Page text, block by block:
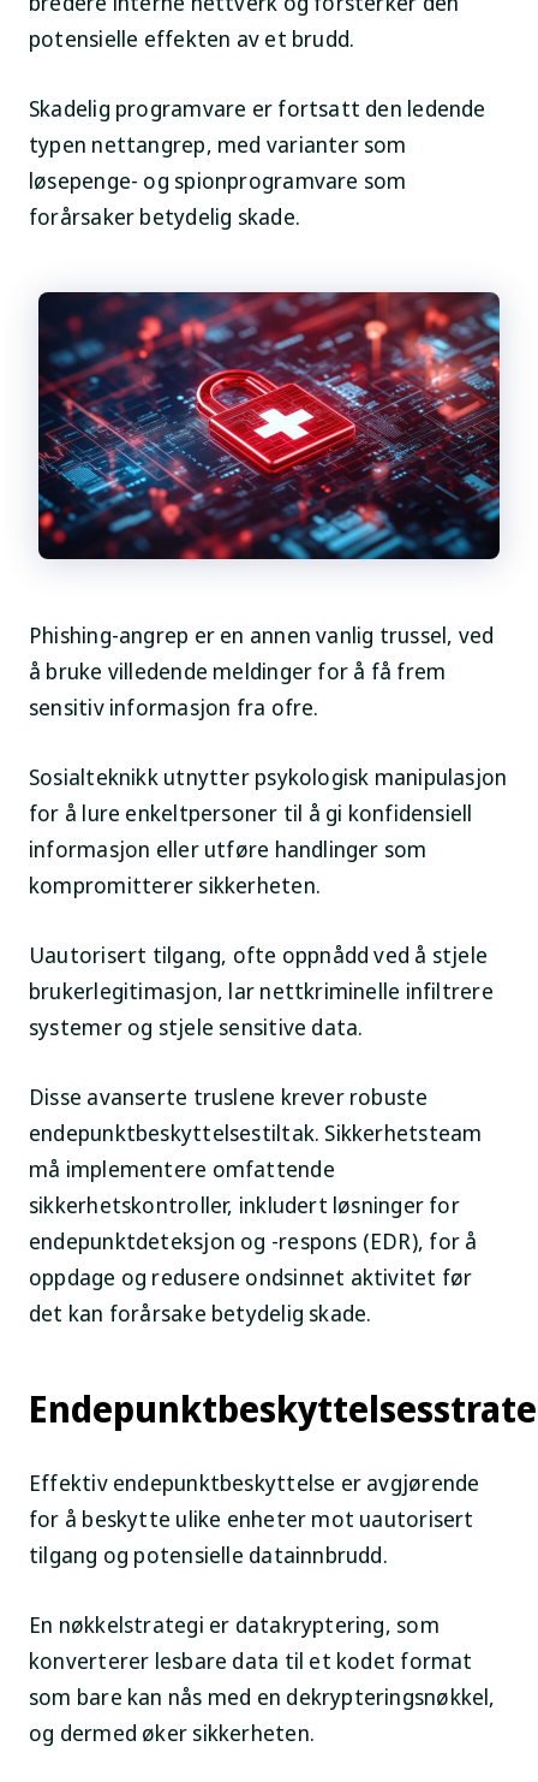
potensielle effekten av et brudd.
Skadelig programvare er fortsatt den ledende
typen nettangrep, med varianter som
løsepenge- og spionprogramvare som
forårsaker betydelig skade.
Phishing-angrep er en annen vanlig trussel, ved
å bruke villedende meldinger for å få frem
sensitiv informasjon fra ofre.
Sosialteknikk utnytter psykologisk manipulasjon
for å lure enkeltpersoner til å gi konfidensiell
informasjon eller utføre handlinger som
kompromitterer sikkerheten.
Uautorisert tilgang, ofte oppnådd ved å stjele
brukerlegitimasjon, lar nettkriminelle infiltrere
systemer og stjele sensitive data.
Disse avanserte truslene krever robuste
endepunktbeskyttelsestiltak. Sikkerhetsteam
må implementere omfattende
sikkerhetskontroller, inkludert løsninger for
endepunktdeteksjon og -respons (EDR), for å
oppdage og redusere ondsinnet aktivitet før
det kan forårsake betydelig skade.
Effektiv endepunktbeskyttelse er avgjørende
for å beskytte ulike enheter mot uautorisert
tilgang og potensielle datainnbrudd.
En nøkkelstrategi er datakryptering, som
konverterer lesbare data til et kodet format
som bare kan nås med en dekrypteringsnøkkel,
og dermed øker sikkerheten.